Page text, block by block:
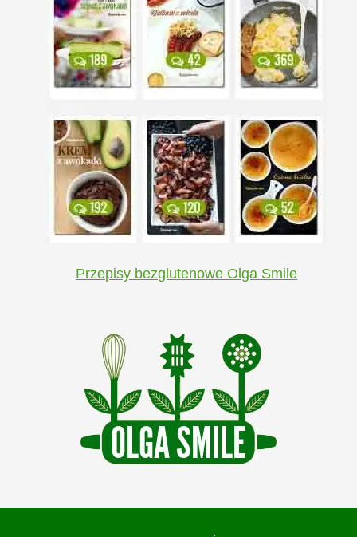
Przepisy bezglutenowe Olga Smile